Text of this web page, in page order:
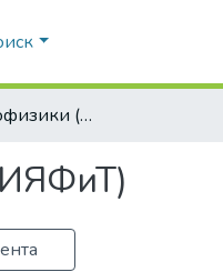
Институт астрофизики (ИЯФиТ)